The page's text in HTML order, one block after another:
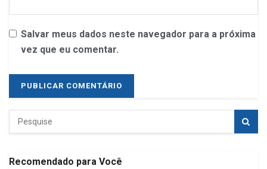
Salvar meus dados neste navegador para a próxima
vez que eu comentar.
Recomendado para Você